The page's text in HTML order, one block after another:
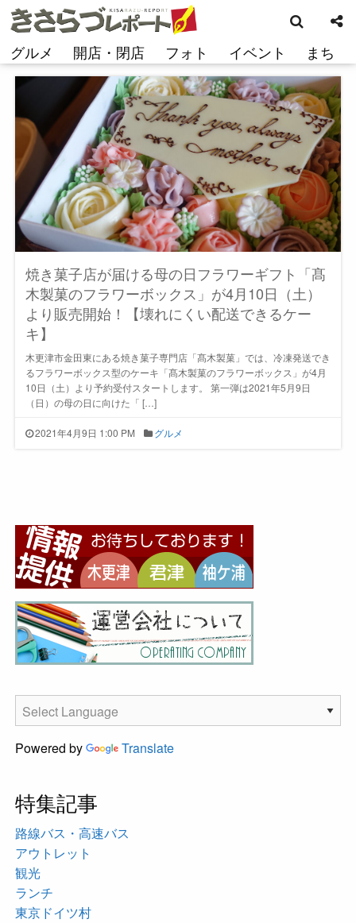
コ
ン
ン
グルメ 開店・閉店 フォト イベント まち
索
焼き菓子店が届ける母の日フラワーギフト「髙
木製菓のフラワーボックス」が4月10日（土）
より販売開始！【壊れにくい配送できるケー
キ】
木更津市金田東にある焼き菓子専門店「髙木製菓」では、冷凍発送でき
るフラワーボックス型のケーキ「髙木製菓のフラワーボックス」が4月
10日（土）より予約受付スタートします。 第一弾は2021年5月9日
（日）の母の日に向けた「 […]
2021年4月9日 1:00 PM グルメ
Powered by Translate
特集記事
路線バス・高速バス
アウトレット
観光
ランチ
東京ドイツ村